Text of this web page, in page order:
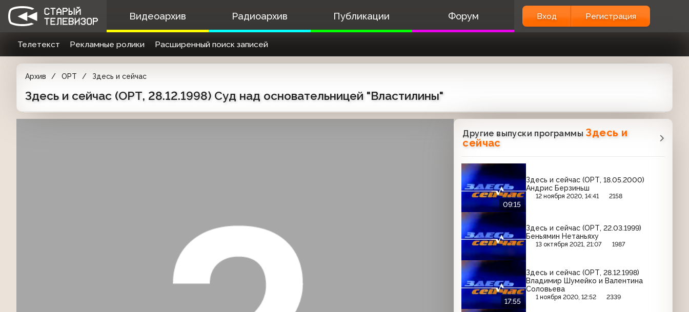
Видеоархив Радиоархив Публикации Форум Вход Регистрация
Телетекст Рекламные ролики Расширенный поиск записей
Архив ОРТ Здесь и сейчас
Здесь и сейчас (ОРТ, 28.12.1998) Суд над основательницей "Властилины"
Другие выпуски программы Здесь и
сейчас
09:15
Здесь и сейчас (ОРТ, 18.05.2000)
Андрис Берзиньш
12 ноября 2020, 14:41 2158
Здесь и сейчас (ОРТ, 22.03.1999)
Беньямин Нетаньяху
13 октября 2021, 21:07 1987
17:55
Здесь и сейчас (ОРТ, 28.12.1998)
Владимир Шумейко и Валентина
Соловьева
1 ноября 2020, 12:52 2339